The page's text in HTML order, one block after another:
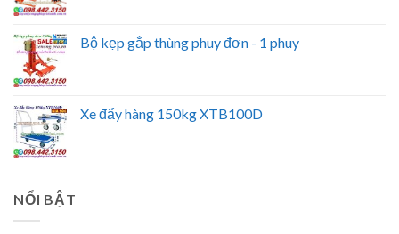
Bộ kẹp gắp thùng phuy đơn - 1 phuy
Xe đẩy hàng 150kg XTB100D
NỔI BẬT